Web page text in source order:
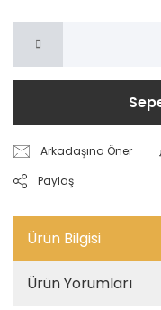
Arkadaşına Öner
Paylaş
Ürün Bilgisi
Ürün Yorumları